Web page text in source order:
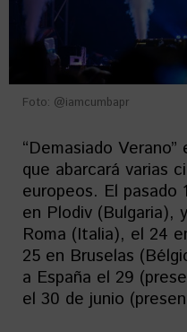
Foto: @iamcumbapr
“Demasiado
que abarcará varias
europeos. El pasado
en Plodiv (Bulgaria),
Roma (Italia), el 24
25 en Bruselas
a España el 29
el 30 de junio